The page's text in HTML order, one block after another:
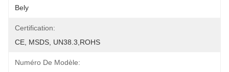
Bely
Certification:
CE, MSDS, UN38.3,ROHS
Numéro De Modèle: